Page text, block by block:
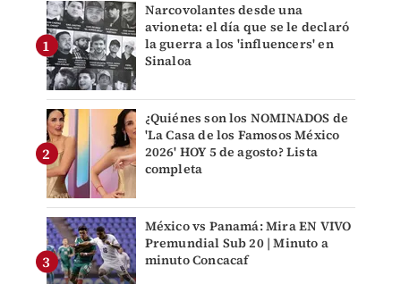
Narcovolantes desde una
avioneta: el día que se le declaró
la guerra a los 'influencers' en
Sinaloa
¿Quiénes son los NOMINADOS de
'La Casa de los Famosos México
2026' HOY 5 de agosto? Lista
completa
México vs Panamá: Mira EN VIVO
Premundial Sub 20 | Minuto a
minuto Concacaf